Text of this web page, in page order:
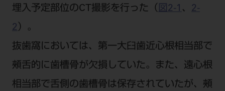
埋入予定部位のCT撮影を行った（ 図2-1 、 2-
2 ）。
抜歯窩においては、第一大臼歯近心根相当部で
頰舌的に歯槽骨が欠損していた。また、遠心根
相当部で舌側の歯槽骨は保存されていたが、頰